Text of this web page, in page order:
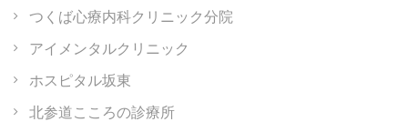
つくば心療内科クリニック分院
アイメンタルクリニック
ホスピタル坂東
北参道こころの診療所